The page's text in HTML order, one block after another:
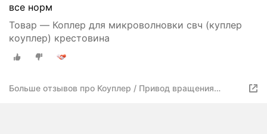
все норм
Товар — Коплер для микроволновки свч (куплер
коуплер) крестовина
Больше отзывов про Коуплер / Привод вращения